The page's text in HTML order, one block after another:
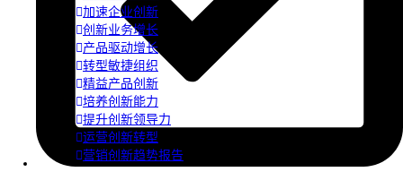
加速企业创新
创新业务增长
产品驱动增长
转型敏捷组织
精益产品创新
培养创新能力
提升创新领导力
运营创新转型
营销创新趋势报告